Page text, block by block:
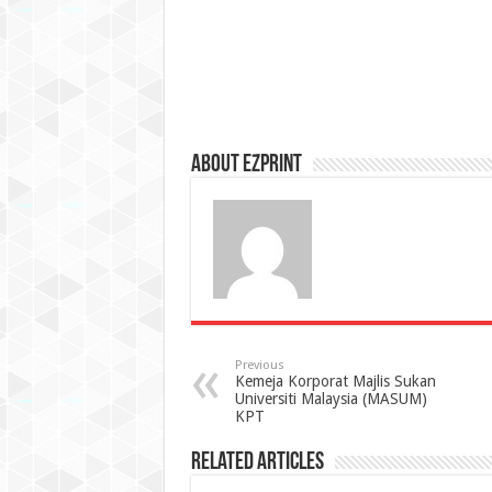
About Ezprint
Previous
Kemeja Korporat Majlis Sukan
Universiti Malaysia (MASUM)
KPT
Related Articles